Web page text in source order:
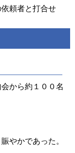
頼者と打合せ
から約１００名
やかであった。